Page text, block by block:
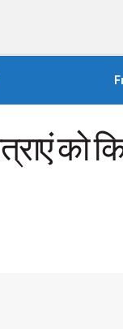
को